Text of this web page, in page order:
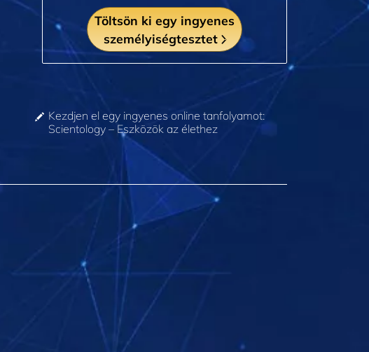
Töltsön ki egy ingyenes
személyiségtesztet
Kezdjen el egy ingyenes online tanfolyamot:
Scientology – Eszközök az élethez